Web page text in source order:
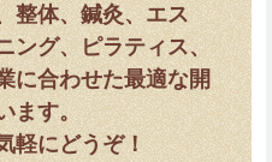
整体、鍼灸、エス
ング、ピラティス、
に合わせた最適な開
ます。
軽にどうぞ！